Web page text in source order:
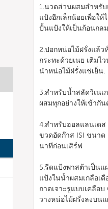
1.นวดส่วนผสมสำหรั
แป้งอีกเล็กน้อยเพื่อใ
ปั้นแป้งให้เป็นก้อนกล
2.ปอกหน่อไม้ฝรั่งแล้
กระทะด้วยเนย เติมไ
นำหน่อไม้ฝรั่งแช่เย็น.
3.สำหรับน้ำสลัดวิเนเ
ผสมทุกอย่างให้เข้ากั
4.สำหรับฮอลแลนเด
ขวดอัดก๊าส ISI ขนาด
นาทีก่อนเสิร์ฟ
5.รีดแป้งพาสต้าเป็น
แป้งในน้ำผสมเกลือเ
ถาดเจาะรูแบบเคลือบ
วางหน่อไม้ฝรั่งลงบน